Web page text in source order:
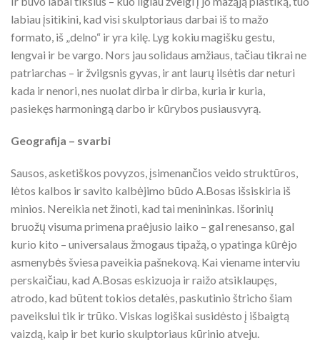
labiau įsitikini, kad visi skulptoriaus darbai iš to mažo
formato, iš „delno“ ir yra kilę. Lyg kokiu magišku gestu,
lengvai ir be vargo. Nors jau solidaus amžiaus, tačiau tikrai ne
patriarchas – ir žvilgsnis gyvas, ir ant laurų ilsėtis dar neturi
kada ir nenori, nes nuolat dirba ir dirba, kuria ir kuria,
pasiekęs harmoningą darbo ir kūrybos pusiausvyrą.
Geografija – svarbi
Sausos, asketiškos povyzos, įsimenančios veido struktūros,
lėtos kalbos ir savito kalbėjimo būdo A.Bosas išsiskiria iš
minios. Nereikia net žinoti, kad tai menininkas. Išorinių
bruožų visuma primena praėjusio laiko – gal renesanso, gal
kurio kito – universalaus žmogaus tipažą, o ypatinga kūrėjo
asmenybės šviesa paveikia pašnekovą. Kai viename interviu
perskaičiau, kad A.Bosas eskizuoja ir raižo atsiklaupęs,
atrodo, kad būtent tokios detalės, paskutinio štricho šiam
paveikslui tik ir trūko. Viskas logiškai susidėsto į išbaigtą
vaizdą, kaip ir bet kurio skulptoriaus kūrinio atveju.